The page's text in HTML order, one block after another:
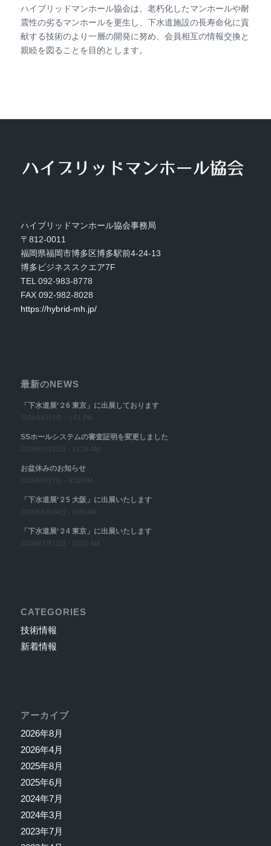
ハイブリッドマンホール協会は、老朽化したマンホールや耐
震性の劣るマンホールを更生し、下水道施設の長寿命化に貢
献する技術のより一層の開発に努め、会員相互の情報交換と
親睦を図ることを目的とします。
ハイブリッドマンホール協会事務局
〒812-0011
福岡県福岡市博多区博多駅前4-24-13
博多ビジネススクエア7F
TEL 092-983-8778
FAX 092-982-8028
https://hybrid-mh.jp/
最新のNEWS
「下水道展‘２6 東京」に出展しております
2026年8月5日 - 1:51 PM
SSホールシステムの審査証明を変更しました
2026年4月23日 - 11:26 AM
お盆休みのお知らせ
2025年8月7日 - 4:52 PM
「下水道展‘２5 大阪」に出展いたします
2025年6月24日 - 9:00 AM
「下水道展‘２4 東京」に出展いたします
2024年7月12日 - 10:02 AM
CATEGORIES
技術情報
新着情報
アーカイブ
2026年8月
2026年4月
2025年8月
2025年6月
2024年7月
2024年3月
2023年7月